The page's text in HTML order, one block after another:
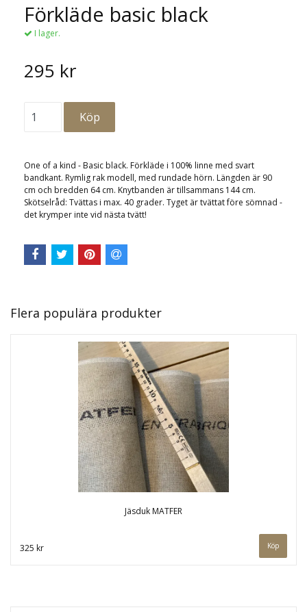
Förkläde basic black
I lager.
295 kr
One of a kind - Basic black. Förkläde i 100% linne med svart
bandkant. Rymlig rak modell, med rundade hörn. Längden är 90
cm och bredden 64 cm. Knytbanden är tillsammans 144 cm.
Skötselråd: Tvättas i max. 40 grader. Tyget är tvättat före sömnad -
det krymper inte vid nästa tvätt!
Flera populära produkter
Jäsduk MATFER
325 kr